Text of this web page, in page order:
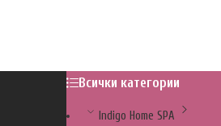
Всички категории
Indigo Home SPA